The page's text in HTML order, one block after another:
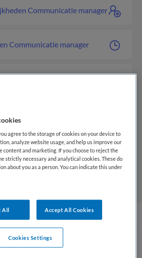
Communicatie manager
Communicatie manager
manager
agree to the storage of cookies on your device to
analyze website usage, and help us improve our
content and marketing. If you choose to reject the
strictly necessary and analytical cookies. These do
about you as a person. You can indicate this under
All Accept All Cookies
Cookies Settings